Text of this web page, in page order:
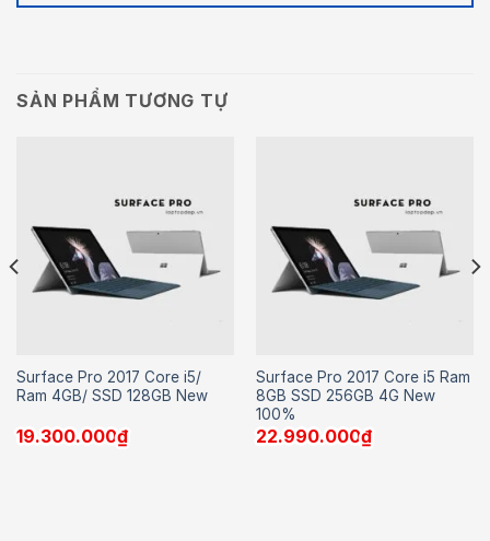
SẢN PHẨM TƯƠNG TỰ
Surface Pro 2017 Core i5/
Ram 4GB/ SSD 128GB New
19.300.000₫
Surface Pro 2017 Core i5 Ram
8GB SSD 256GB 4G New
100%
22.990.000₫